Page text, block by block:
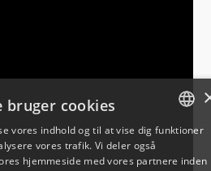
bruger cookies
vores indhold og til at vise dig funktioner
vores trafik. Vi deler også
hjemmeside med vores partnere inden